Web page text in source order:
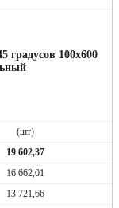
100x600
(шт)
19 602,37
16 662,01
13 721,66